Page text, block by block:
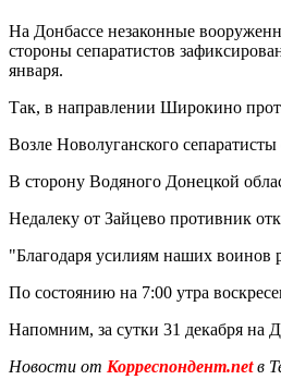
На Донбассе незаконные
стороны сепаратистов
января.
Так, в направлении Широкино
Возле Новолуганского
В сторону Водяного Донецкой
Недалеку от Зайцево противник
"Благодаря усилиям наших воинов
По состоянию на 7:00 утра
Напомним, за сутки 31 декабря на
Новости от Корреспондент.netв